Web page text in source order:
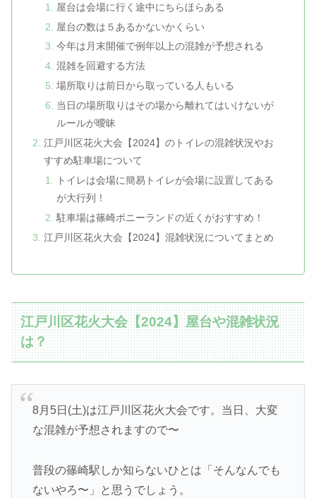
屋台は会場に行く途中にちらほらある
屋台の数は５あるかないかくらい
今年は月末開催で例年以上の混雑が予想される
混雑を回避する方法
場所取りは前日から取っている人もいる
当日の場所取りはその場から離れてはいけないが
ルールが曖昧
江戸川区花火大会【2024】のトイレの混雑状況やお
すすめ駐車場について
トイレは会場に簡易トイレが会場に設置してある
が大行列！
駐車場は篠崎ポニーランドの近くがおすすめ！
江戸川区花火大会【2024】混雑状況についてまとめ
江戸川区花火大会【2024】屋台や混雑状況
は？
8月5日(土)は江戸川区花火大会です。当日、大変
な混雑が予想されますので〜
普段の篠崎駅しか知らないひとは「そんなんでも
ないやろ〜」と思うでしょう。